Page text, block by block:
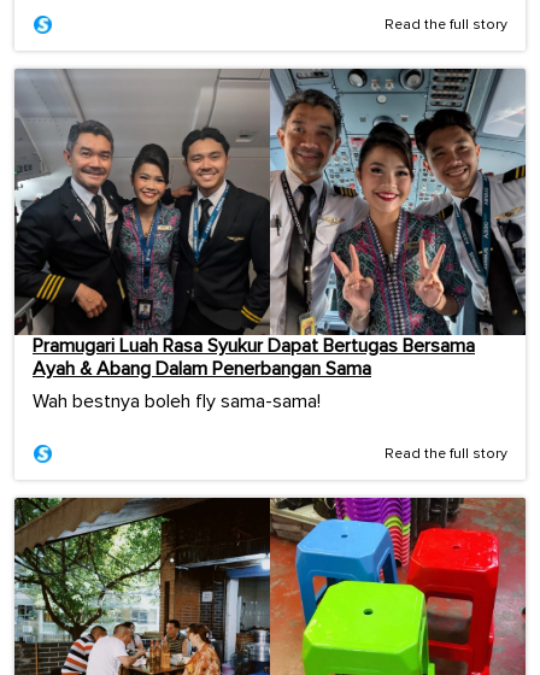
Read the full story
Pramugari Luah Rasa Syukur Dapat Bertugas Bersama
Ayah & Abang Dalam Penerbangan Sama
Wah bestnya boleh fly sama-sama!
Read the full story